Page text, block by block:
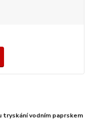
tryskání vodním paprskem